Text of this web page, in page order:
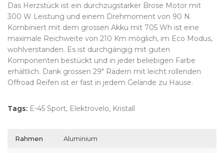
Das Herzstück ist ein durchzugstarker Brose Motor mit
300 W Leistung und einem Drehmoment von 90 N.
Kombiniert mit dem grossen Akku mit 705 Wh ist eine
maximale Reichweite von 210 Km möglich, im Eco Modus,
wohlverstanden. Es ist durchgängig mit guten
Komponenten bestückt und in jeder beliebigen Farbe
erhältlich. Dank grossen 29″ Rädern mit leicht rollenden
Offroad Reifen ist er fast in jedem Gelände zu Hause.
Tags: E-45 Sport, Elektrovelo, Kristall
Rahmen Aluminium